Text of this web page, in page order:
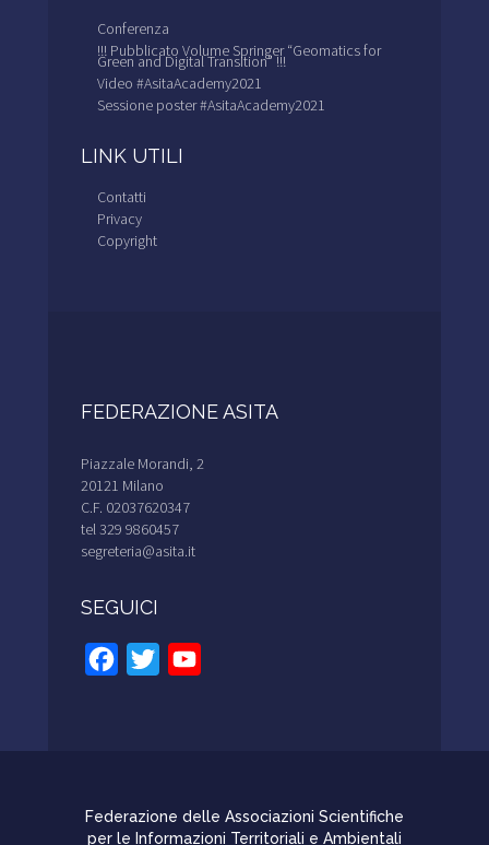
Conferenza
!!! Pubblicato Volume Springer “Geomatics for
Green and Digital Transition” !!!
Video #AsitaAcademy2021
Sessione poster #AsitaAcademy2021
LINK UTILI
Contatti
Privacy
Copyright
FEDERAZIONE ASITA
Piazzale Morandi, 2
20121 Milano
C.F. 02037620347
tel 329 9860457
segreteria@asita.it
SEGUICI
Facebook
Twitter
Federazione delle Associazioni Scientifiche
per le Informazioni Territoriali e Ambientali